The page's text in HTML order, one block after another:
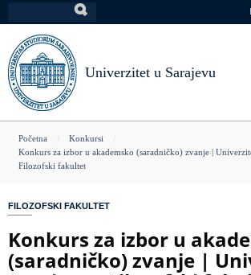
na
glavni
sadržaj
Univerzitet u Sarajevu
You
are
Početna
Konkursi
Konkurs za izbor u akademsko (saradničko) zvanje |
Filozofski fakultet
FILOZOFSKI FAKULTET
Konkurs za izbor u
(saradničko) zvanje |